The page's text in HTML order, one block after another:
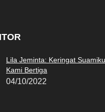
Lila Jeminta: Keringat
Kami Bertiga
04/10/2022